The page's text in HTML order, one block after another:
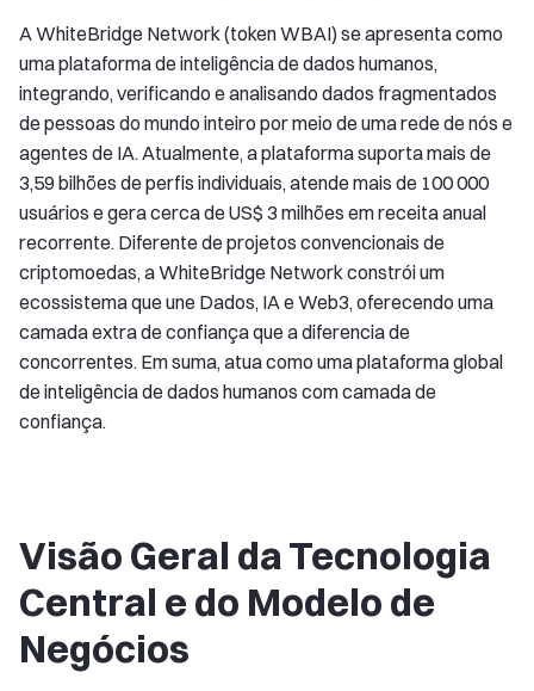
A WhiteBridge Network (token WBAI) se apresenta como
uma plataforma de inteligência de dados humanos,
integrando, verificando e analisando dados fragmentados
de pessoas do mundo inteiro por meio de uma rede de nós e
agentes de IA. Atualmente, a plataforma suporta mais de
3,59 bilhões de perfis individuais, atende mais de 100 000
usuários e gera cerca de US$ 3 milhões em receita anual
recorrente. Diferente de projetos convencionais de
criptomoedas, a WhiteBridge Network constrói um
ecossistema que une Dados, IA e Web3, oferecendo uma
camada extra de confiança que a diferencia de
concorrentes. Em suma, atua como uma plataforma global
de inteligência de dados humanos com camada de
confiança.
Visão Geral da Tecnologia
Central e do Modelo de
Negócios